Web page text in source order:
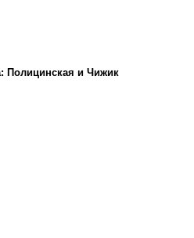
Полицинская и Чижик